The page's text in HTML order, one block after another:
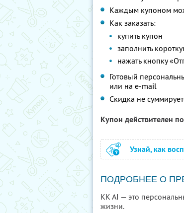
Каждым купоном
Как заказать:
купить купон
заполнить
нажать кнопку
Готовый
или на e-mail
Скидка не
Купон действителен
Узнай, как
ПОДРОБНЕЕ О
KK AI — это
жизни.